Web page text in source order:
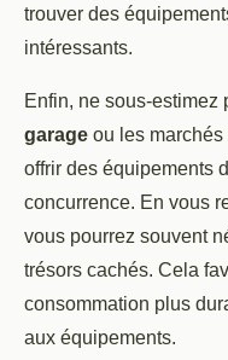
trouver des
intéressants.
Enfin, ne sous-estimez
garage ou les
offrir des équipements
concurrence. En vous
vous pourrez souvent
trésors cachés. Cela
consommation plus
aux équipements.